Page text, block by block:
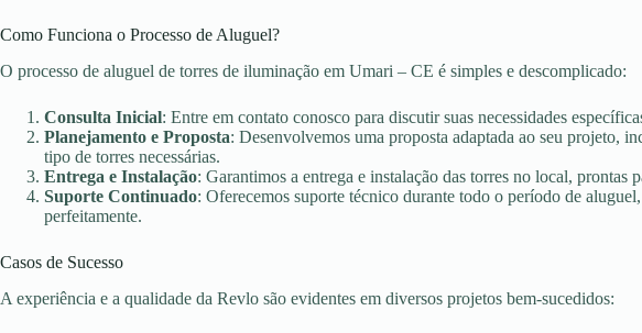
Como Funciona o Processo de Aluguel?
O processo de aluguel de torres de iluminação em Umari – CE é simples e descomplicado:
Consulta Inicial: Entre em contato conosco para discutir suas necessidades
Planejamento e Proposta: Desenvolvemos uma proposta adaptada ao seu projeto,
tipo de torres necessárias.
Entrega e Instalação: Garantimos a entrega e instalação das torres no local, prontas
Suporte Continuado: Oferecemos suporte técnico durante todo o período de
perfeitamente.
Casos de Sucesso
A experiência e a qualidade da Revlo são evidentes em diversos projetos bem-sucedidos: